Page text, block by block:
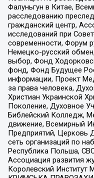
Фалуньгун в Китае,
расследованию
гражданский центр,
исследований при
современности, Форум
Немецко-русский
выбор, Фонд
фонд, Фонд Будущее
информации, Проект
за права человека,
Христиан Украинской
Поколение, Духовное
Библейский Колледж,
движение, Всемирный
Предприятий, Церковь
сеть организаций по
Республика Польша,
Ассоциация развития
Королевский Институт